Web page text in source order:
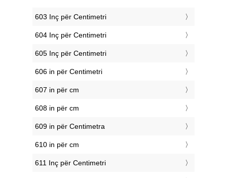
603 Inç për Centimetri
604 Inç për Centimetri
605 Inç për Centimetri
606 in për Centimetri
607 in për cm
608 in për cm
609 in për Centimetra
610 in për cm
611 Inç për Centimetri